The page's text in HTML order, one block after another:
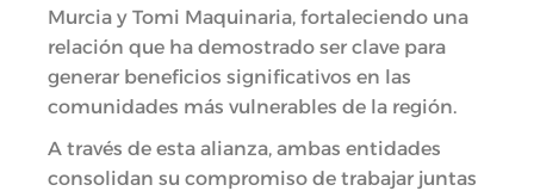
Murcia y Tomi Maquinaria, fortaleciendo una
relación que ha demostrado ser clave para
generar beneficios significativos en las
comunidades más vulnerables de la región.
A través de esta alianza, ambas entidades
consolidan su compromiso de trabajar juntas